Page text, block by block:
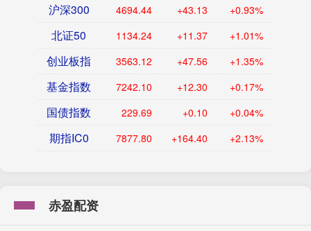
沪深300 4694.44 +43.13 +0.93%
北证50 1134.24 +11.37 +1.01%
创业板指 3563.12 +47.56 +1.35%
基金指数 7242.10 +12.30 +0.17%
国债指数 229.69 +0.10 +0.04%
期指IC0 7877.80 +164.40 +2.13%
赤盈配资